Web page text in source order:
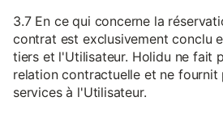
3.7 En ce qui concerne la
contrat est exclusivement conclu
tiers et l'Utilisateur. Holidu ne fait
relation contractuelle et ne fournit
services à l'Utilisateur.